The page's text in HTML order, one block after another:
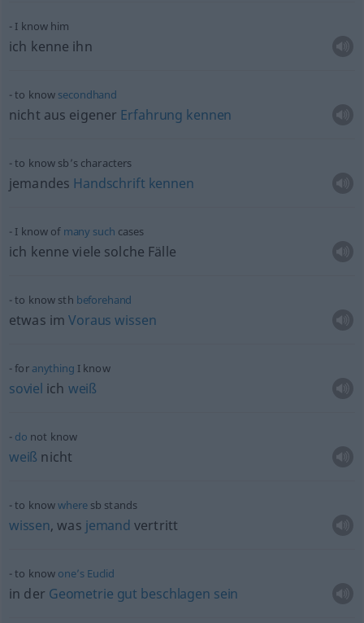
I know him
ich kenne ihn
to know secondhand
nicht aus eigener Erfahrung kennen
to know sb’s characters
jemandes Handschrift kennen
I know of many such cases
ich kenne viele solche Fälle
to know sth beforehand
etwas imVoraus wissen
for anything I know
soviel ich weiß
do not know
weiß nicht
to knowwheresb stands
wissen, was jemand vertritt
to know one’s Euclid
in der Geometrie gut beschlagen sein